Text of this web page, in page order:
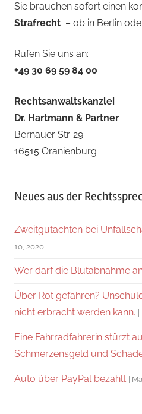
Sie brauchen sofort einen
Strafrecht – ob in Berlin
Rufen Sie uns an:
+49 30 69 59 84 00
Rechtsanwaltskanzlei
Dr. Hartmann & Partner
Bernauer Str. 29
16515 Oranienburg
Neues aus der
Zweitgutachten bei
10, 2020
Wer darf die Blutabnahme
Über Rot gefahren?
nicht erbracht werden kann.
Eine Fahrradfahrerin stürzt
Schmerzensgeld und
Auto über PayPal bezahlt